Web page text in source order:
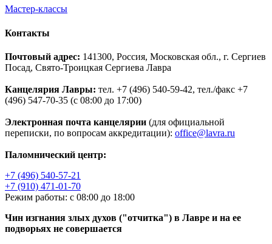
Мастер-классы
Контакты
Почтовый адрес: 141300, Россия, Московская обл., г. Сергиев
Посад, Свято-Троицкая Сергиева Лавра
Канцелярия Лавры: тел. +7 (496) 540-59-42, тел./факс +7
(496) 547-70-35 (с 08:00 до 17:00)
Электронная почта канцелярии (для официальной
переписки, по вопросам аккредитации): office@lavra.ru
Паломнический центр:
+7 (496) 540-57-21
+7 (910) 471-01-70
Режим работы: с 08:00 до 18:00
Чин изгнания злых духов ("отчитка") в Лавре и на ее
подворьях не совершается